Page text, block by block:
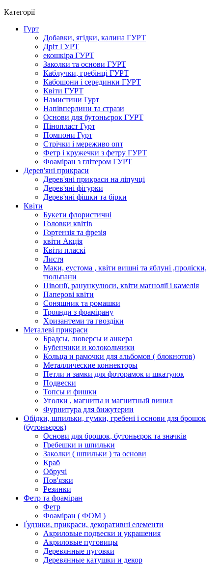
Категорії
Гурт
Добавки, ягідки, калина ГУРТ
Дріт ГУРТ
екошкіра ГУРТ
Заколки та основи ГУРТ
Каблучки, гребінці ГУРТ
Кабошони і серединки ГУРТ
Квіти ГУРТ
Намистини Гурт
Напівперлини та стрази
Основи для бутоньєрок ГУРТ
Пінопласт Гурт
Помпони Гурт
Стрічки і мереживо опт
Фетр і кружечки з фетру ГУРТ
Фоаміран з глітером ГУРТ
Дерев'яні прикраси
Дерев'яні прикраси на ліпучці
Дерев'яні фігурки
Дерев'яні фішки та бірки
Квіти
Букети флористичні
Головки квітів
Гортензія та фрезія
квіти Акція
Квіти пласкі
Листя
Маки, еустома , квіти вишні та яблуні ,проліски,
тюльпани
Півонії, ранункулюси, квіти магнолії і камелія
Паперові квіти
Соняшник та ромашки
Троянди з фоамірану
Хризантеми та гвоздіки
Металеві прикраси
Брадсы, люверсы и анкера
Бубенчики и колокольчики
Кольца и рамочки для альбомов ( блокнотов)
Металлические коннекторы
Петли и замки для фоторамок и шкатулок
Подвески
Топсы и фишки
Уголки , магниты и магнитный винил
Фурнитура для бижутерии
Обідки, шпильки, гумки, гребені і основи для брошок
(бутоньєрок)
Основи для брошок, бутоньєрок та значків
Гребешки и шпильки
Заколки ( шпильки ) та основи
Краб
Обручі
Пов'язки
Резинки
Фетр та фоаміран
Фетр
Фоаміран ( ФОМ )
Ґудзики, прикраси, декоративні елементи
Акриловые подвески и украшения
Акриловые пуговицы
Деревянные пуговки
Деревянные катушки и декор